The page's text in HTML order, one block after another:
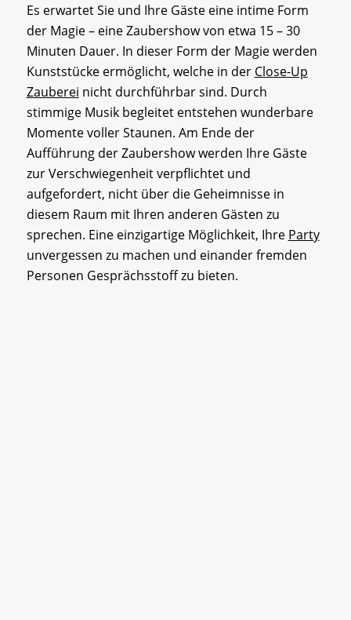
Es erwartet Sie und Ihre Gäste eine intime Form
der Magie – eine Zaubershow von etwa 15 – 30
Minuten Dauer. In dieser Form der Magie werden
Kunststücke ermöglicht, welche in der Close-Up
Zauberei nicht durchführbar sind. Durch
stimmige Musik begleitet entstehen wunderbare
Momente voller Staunen. Am Ende der
Aufführung der Zaubershow werden Ihre Gäste
zur Verschwiegenheit verpflichtet und
aufgefordert, nicht über die Geheimnisse in
diesem Raum mit Ihren anderen Gästen zu
sprechen. Eine einzigartige Möglichkeit, Ihre Party
unvergessen zu machen und einander fremden
Personen Gesprächsstoff zu bieten.